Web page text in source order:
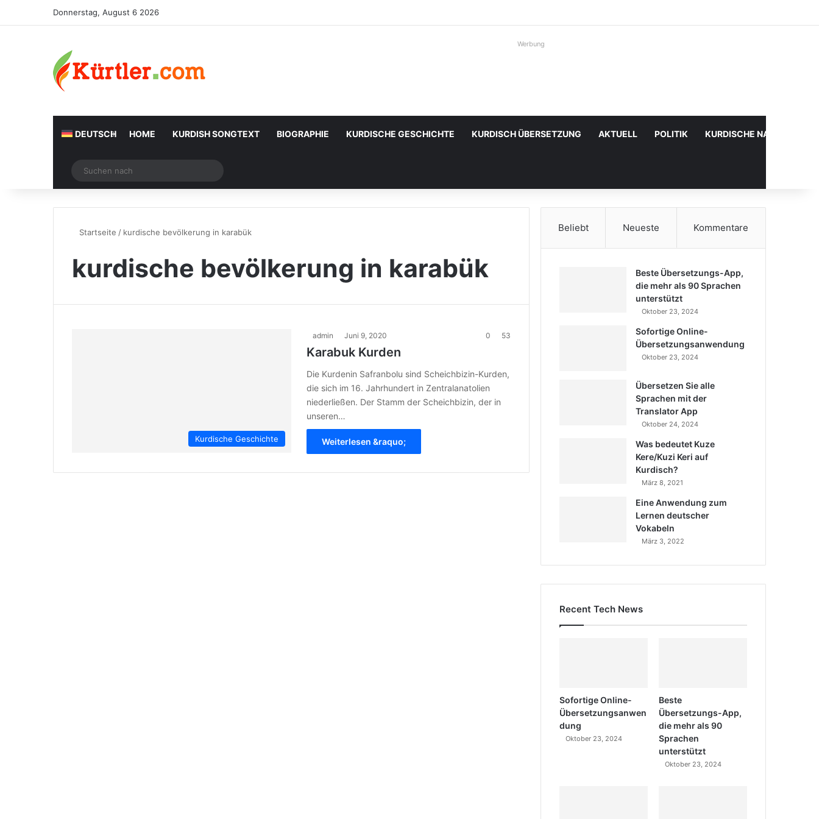
Donnerstag, August 6 2026
Werbung
DEUTSCH HOME KURDISH SONGTEXT BIOGRAPHIE KURDISCHE GESCHICHTE KURDISCH ÜBERSETZUNG AKTUELL POLITIK KURDISCHE
Zufälliger Artikel
nach
Startseite / kurdische bevölkerung in karabük
kurdische bevölkerung in karabük
Kurdische Geschichte
admin Juni 9, 2020 0 53
Karabuk Kurden
Die Kurdenin Safranbolu sind Scheichbizin-Kurden,
die sich im 16. Jahrhundert in Zentralanatolien
niederließen. Der Stamm der Scheichbizin, der in
unseren…
Weiterlesen &raquo;
Beliebt Neueste Kommentare
Beste Übersetzungs-App,
die mehr als 90 Sprachen
unterstützt
Oktober 23, 2024
Sofortige Online-
Übersetzungsanwendung
Oktober 23, 2024
Übersetzen Sie alle
Sprachen mit der
Translator App
Oktober 24, 2024
Was bedeutet Kuze
Kere/Kuzi Keri auf
Kurdisch?
März 8, 2021
Eine Anwendung zum
Lernen deutscher
Vokabeln
März 3, 2022
Recent Tech News
Sofortige Online-
Übersetzungsanwen
dung
Oktober 23, 2024
Beste
Übersetzungs-App,
die mehr als 90
Sprachen
unterstützt
Oktober 23, 2024